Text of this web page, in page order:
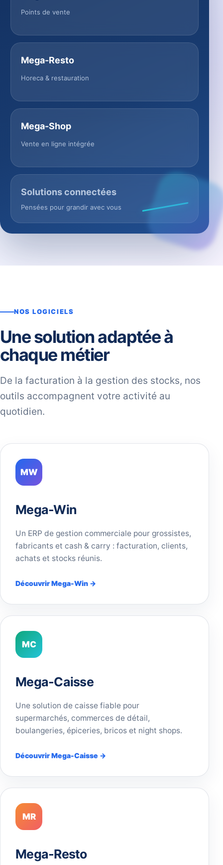
Points de vente
Mega-Resto
Horeca & restauration
Mega-Shop
Vente en ligne intégrée
Solutions connectées
Pensées pour grandir avec vous
NOS LOGICIELS
Une solution adaptée à
chaque métier
De la facturation à la gestion des stocks, nos
outils accompagnent votre activité au
quotidien.
MW
Mega-Win
Un ERP de gestion commerciale pour grossistes,
fabricants et cash & carry : facturation, clients,
achats et stocks réunis.
Découvrir Mega-Win →
MC
Mega-Caisse
Une solution de caisse fiable pour
supermarchés, commerces de détail,
boulangeries, épiceries, bricos et night shops.
Découvrir Mega-Caisse →
MR
Mega-Resto